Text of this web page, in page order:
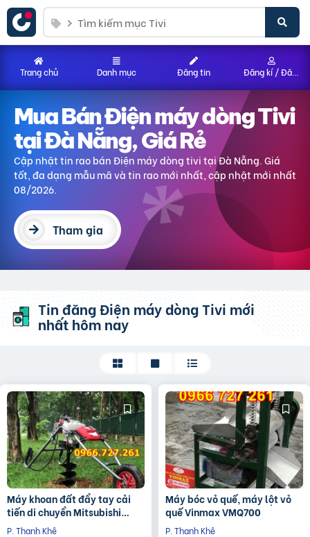
Mua Bán Điện máy dòng Tivi
tại Đà Nẵng, Giá Rẻ
Cập nhật tin rao bán Điện máy dòng tivi tại Đà Nẵng. Giá
tốt, đa dạng mẫu mã và tin rao mới nhất, cập nhật mới nhất
08/2026.
Tham gia
Tin đăng Điện máy dòng Tivi mới
nhất hôm nay
Máy khoan đất đẩy tay cải
tiến di chuyển Mitsubishi
TB43
P. Thanh Khê
Máy bóc vỏ quế, máy lột vỏ
quế Vinmax VMQ700
P. Thanh Khê
Trang chủ Danh mục Đăng tin